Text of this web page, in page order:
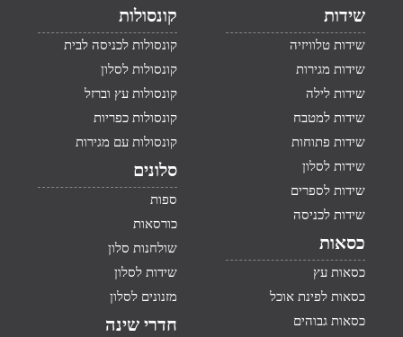
שידות
שידות טלוויזיה
שידות מגירות
שידות לילה
שידות למטבח
שידות פתוחות
שידות לסלון
שידות לספרים
שידות לכניסה
כסאות
כסאות עץ
כסאות לפינת אוכל
כסאות גבוהים
קונסולות
קונסולות לכניסה לבית
קונסולות לסלון
קונסולות עץ וברזל
קונסולות כפריות
קונסולות עם מגירות
סלונים
ספות
כורסאות
שולחנות סלון
שידות לסלון
מזנונים לסלון
חדרי שינה